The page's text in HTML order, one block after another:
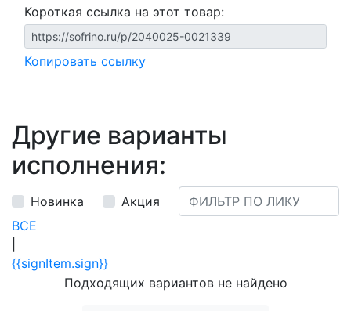
Короткая ссылка на этот товар:
Копировать ссылку
Другие варианты
исполнения:
Новинка
Акция
ВСЕ
{{signItem.sign}}
Подходящих вариантов не найдено